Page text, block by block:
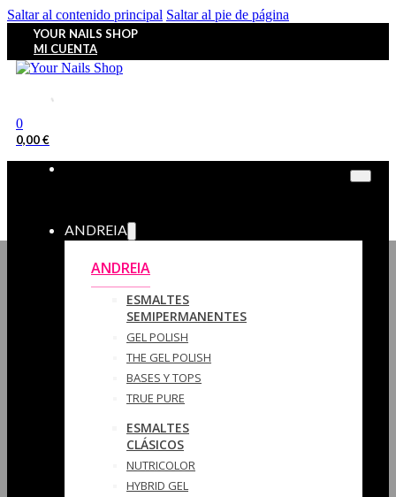
Saltar al contenido principal Saltar al pie de página
YOUR NAILS SHOP
MI CUENTA
0
0,00€
ANDREIA
ANDREIA
ESMALTES
SEMIPERMANENTES
GEL POLISH
THE GEL POLISH
BASES Y‎ TOPS
TRUE PURE
ESMALTES
CLÁSICOS
NUTRICOLOR
HYBRID GEL